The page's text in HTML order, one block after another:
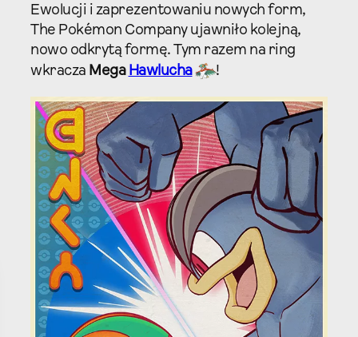
Ewolucji i zaprezentowaniu nowych form,
The Pokémon Company ujawniło kolejną,
nowo odkrytą formę. Tym razem na ring
wkracza Mega Hawlucha !